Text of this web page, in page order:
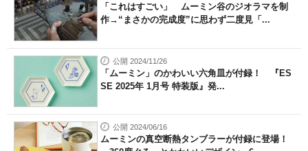
「これはすごい」 ムーミン谷のジオラマを制
作→“まさかの完成度”に思わず二度見「...
公開 2024/11/26
「ムーミン」のかわいい六角皿が付録！ 『ES
SE 2025年 1月号 特装版』発...
公開 2024/06/16
ムーミンの真空断熱タンブラーが付録に登場！